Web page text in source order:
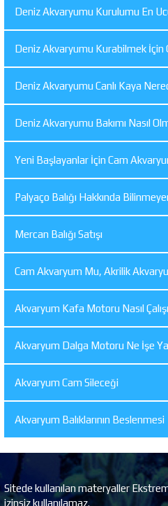
Deniz Akvaryumu Kurulumu En
Deniz Akvaryumu Kurabilmek İçin
Deniz Akvaryumu Canlı Kaya
Deniz Akvaryumu Bakımı Nasıl
Yeni Başlayanlar İçin Cam
Palyaço Balığı Hakkında
Mercan Balığı Satışı
Cam Akvaryum Mu, Akrilik
Akvaryum Kafa Motoru Nasıl
Akvaryum Dalga Motoru Ne İşe
Akvaryum Cam Sileceği
Akvaryum Balıklarının Beslenmesi
Sitede kullanılan materyaller
izinsiz kullanılamaz.